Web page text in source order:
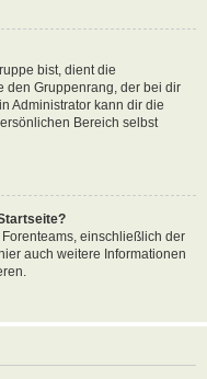
bist, dient die
den Gruppenrang, der bei dir
Administrator kann dir die
Bereich selbst
einschließlich der
auch weitere Informationen